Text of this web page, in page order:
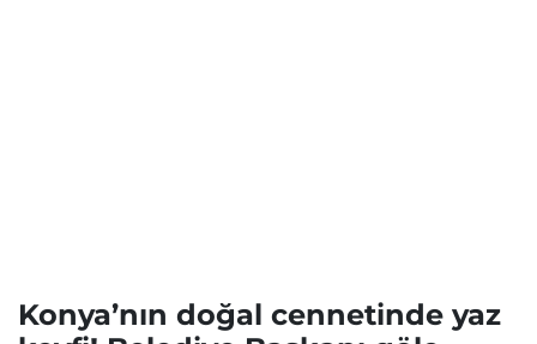
Konya’nın doğal cennetinde yaz